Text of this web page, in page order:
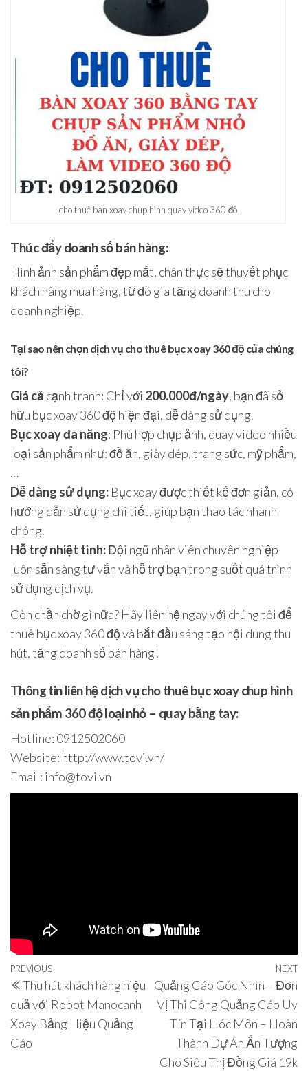
cho thuê bàn xoay chup hình quay video 360 đô
Thúc đẩy doanh số bán hàng:
Hình ảnh sản phẩm đẹp mắt, chân thực sẽ thuyết phục
khách hàng mua hàng, từ đó gia tăng doanh thu cho
doanh nghiệp.
Tại sao nên chọn dịch vụ cho thuê bục xoay 360 độ của chúng
tôi?
Giá cảcạnh tranh: Chỉ với 200.000đ/ngày, bạn đã sở
hữu bục xoay 360 độ hiện đại, dễ dàng sử dụng.
Bục xoay đa năng: Phù hợp chụp ảnh, quay video nhiều
loại sản phẩm như: đồ ăn, giày dép, trang sức, mỹ phẩm,
…
Dễ dàng sử dụng: Bục xoay được thiết kế đơn giản, có
hướng dẫn sử dụng chi tiết, giúp bạn thao tác nhanh
chóng.
Hỗ trợ nhiệt tình:Đội ngũ nhân viên chuyên nghiệp
luôn sẵn sàng tư vấn và hỗ trợ bạn trong suốt quá trình
sử dụng dịch vụ.
Còn chần chờ gì nữa? Hãy liên hệ ngay với chúng tôi để
thuê bục xoay 360 độ và bắt đầu sáng tạo nội dung thu
hút, tăng doanh số bán hàng!
Thông tin liên hệ dịch vụ cho thuê bục xoay chup hình
sản phẩm 360 độ loại nhỏ – quay bằng tay:
Hotline: 0912502060
Website: http://www.tovi.vn/
Email: info@tovi.vn
Điều
hướng
bài
viết
Previous
Post
PREVIOUS
Thu hút khách hàng hiệu
quả với Robot Manocanh
Xoay Bảng Hiệu Quảng
Cáo
NEXT
Quảng Cáo Góc Nhìn – Đơn
Vị Thi Công Quảng Cáo Uy
Tín Tại Hóc Môn – Hoàn
Thành Dự Án Ấn Tượng
Cho Siêu Thị Đồng Giá 19k